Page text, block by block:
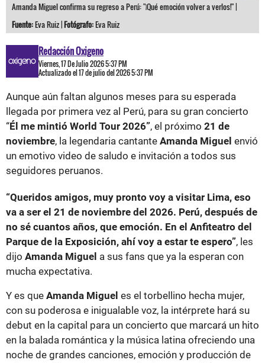
Amanda Miguel confirma su regreso a Perú: "¡Qué emoción volver a verlos!" |
Fuente:Eva Ruiz |Fotógrafo:Eva Ruiz
Redacción Oxigeno
Viernes, 17 De Julio 2026 5:37 PM
Actualizado el 17 de julio del 2026 5:37 PM
Aunque aún faltan algunos meses para su esperada
llegada por primera vez al Perú, para su gran concierto
“Él me mintió World Tour 2026”, el próximo 21 de
noviembre, la legendaria cantante Amanda Miguel envió
un emotivo video de saludo e invitación a todos sus
seguidores peruanos.
“Queridos amigos, muy pronto voy a visitar Lima, eso
va a ser el 21 de noviembre del 2026. Perú, después de
no sé cuantos años, que emoción. En el Anfiteatro del
Parque de la Exposición, ahí voy a estar te espero”, les
dijo Amanda Miguel a sus fans que ya la esperan con
mucha expectativa.
Y es que Amanda Miguel es el torbellino hecha mujer,
con su poderosa e inigualable voz, la intérprete hará su
debut en la capital para un concierto que marcará un hito
en la balada romántica y la música latina ofreciendo una
noche de grandes canciones, emoción y producción de